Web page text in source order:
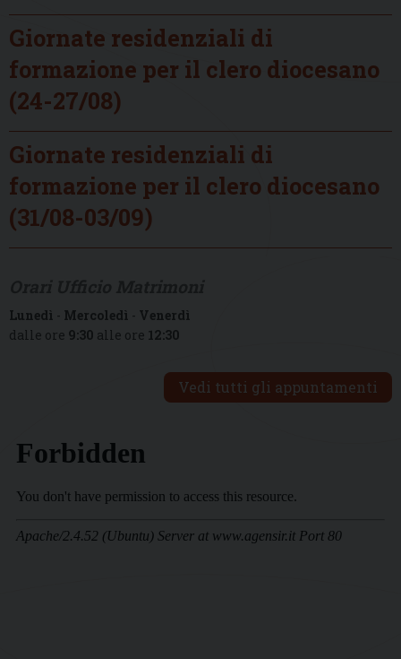
Giornate residenziali di
formazione per il clero diocesano
(24-27/08)
Giornate residenziali di
formazione per il clero diocesano
(31/08-03/09)
Lunedì - Mercoledì - Venerdì
dalle ore 9:30 alle ore 12:30
Vedi tutti gli appuntamenti